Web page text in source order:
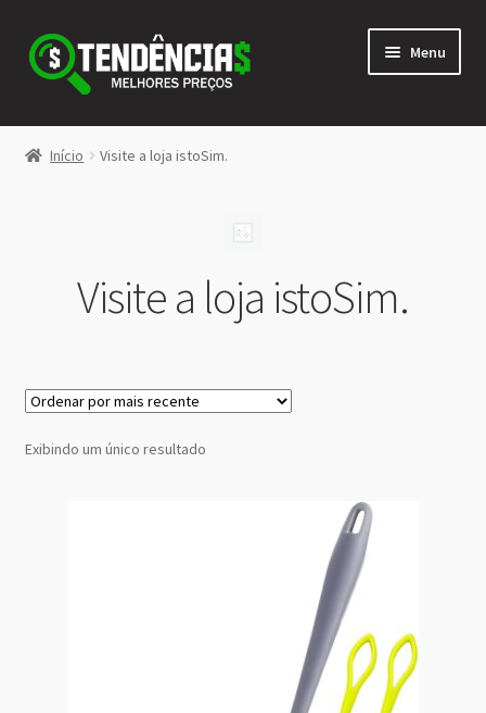
Pular
para
navegação
Pular
para
conteúdo
Menu
LOJA
Início Visite a loja istoSim.
Visite a loja istoSim.
Exibindo um único resultado